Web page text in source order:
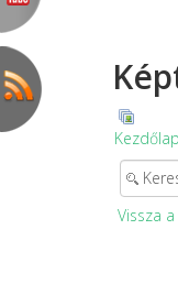
Kezdőlap
Vissza